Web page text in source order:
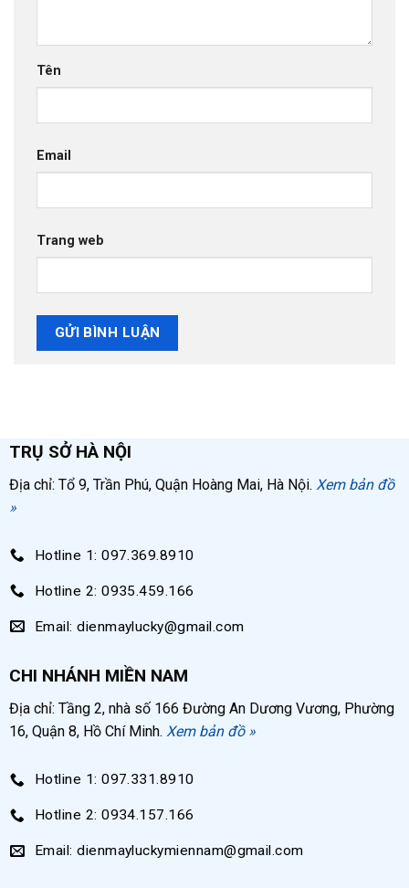
Tên
Email
Trang web
TRỤ SỞ HÀ NỘI
Địa chỉ: Tổ 9, Trần Phú, Quận Hoàng Mai, Hà Nội. Xem bản đồ
»
Hotline 1: 097.369.8910
Hotline 2: 0935.459.166
Email: dienmaylucky@gmail.com
CHI NHÁNH MIỀN NAM
Địa chỉ: Tầng 2, nhà số 166 Đường An Dương Vương, Phường
16, Quận 8, Hồ Chí Minh. Xem bản đồ »
Hotline 1: 097.331.8910
Hotline 2: 0934.157.166
Email: dienmayluckymiennam@gmail.com